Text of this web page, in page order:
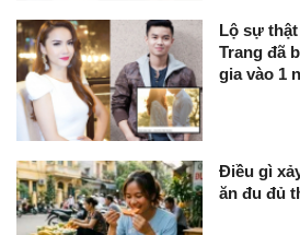
Lộ sự
Trang đã
gia vào 1
Điều gì
ăn đu đủ